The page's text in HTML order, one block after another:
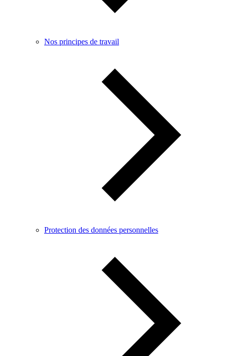
Nos principes de travail
Protection des données personnelles